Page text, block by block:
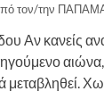
τον/την
Αν κανείς
μεταβληθεί.